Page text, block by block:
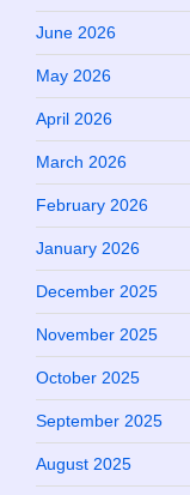
June 2026
May 2026
April 2026
March 2026
February 2026
January 2026
December 2025
November 2025
October 2025
September 2025
August 2025